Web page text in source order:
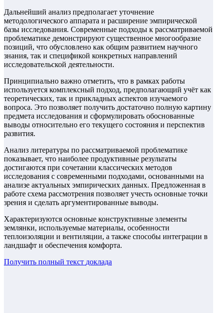
Дальнейший анализ предполагает уточнение
методологического аппарата и расширение эмпирической
базы исследования. Современные подходы к рассматриваемой
проблематике демонстрируют существенное многообразие
позиций, что обусловлено как общим развитием научного
знания, так и спецификой конкретных направлений
исследовательской деятельности.
Принципиально важно отметить, что в рамках работы
используется комплексный подход, предполагающий учёт как
теоретических, так и прикладных аспектов изучаемого
вопроса. Это позволяет получить достаточно полную картину
предмета исследования и сформулировать обоснованные
выводы относительно его текущего состояния и перспектив
развития.
Анализ литературы по рассматриваемой проблематике
показывает, что наиболее продуктивные результаты
достигаются при сочетании классических методов
исследования с современными подходами, основанными на
анализе актуальных эмпирических данных. Предложенная в
работе схема рассмотрения позволяет учесть основные точки
зрения и сделать аргументированные выводы.
Характеризуются основные конструктивные элементы
землянки, используемые материалы, особенности
теплоизоляции и вентиляции, а также способы интеграции в
ландшафт и обеспечения комфорта.
Получить полный текст доклада